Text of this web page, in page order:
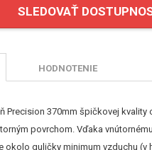
ZBRANÍ, UPGRADE
SLEDOVAŤ
HODNOTENIE
Precision 370mm špičkovej kvality
povrchom. Vďaka
okolo guličky minimum vzduchu (v